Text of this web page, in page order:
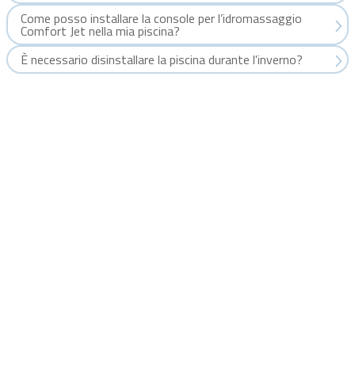
Come posso installare la console per l’idromassaggio
Comfort Jet nella mia piscina?
È necessario disinstallare la piscina durante l'inverno?